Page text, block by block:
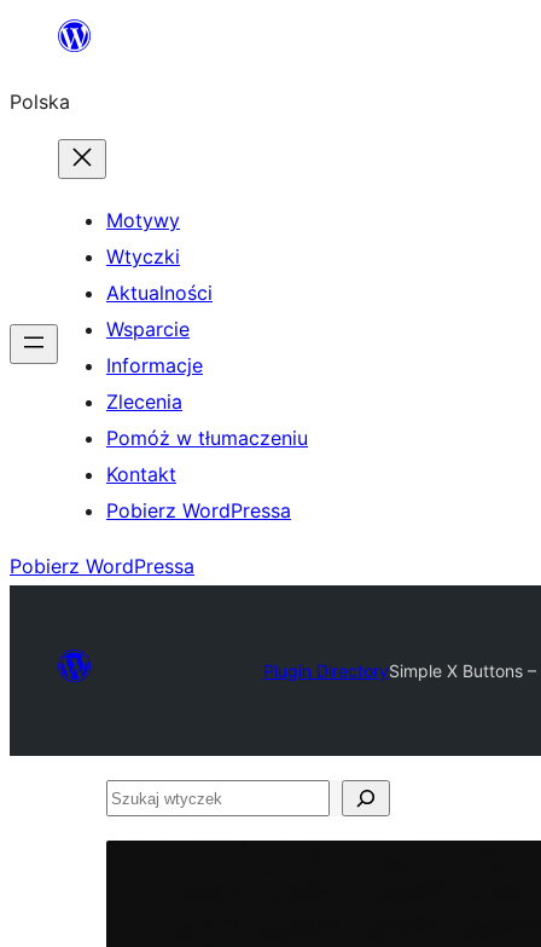
Przejdź
treści
Polska
Motywy
Wtyczki
Aktualności
Wsparcie
Informacje
Zlecenia
Pomóż w tłumaczeniu
Kontakt
Pobierz WordPressa
Pobierz WordPressa
Plugin DirectorySimple X Buttons
Szukaj